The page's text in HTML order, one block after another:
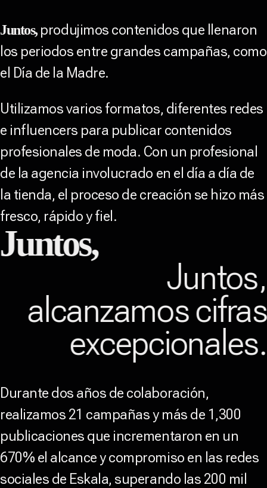
Juntos,produjimos contenidos que llenaron
los periodos entre grandes campañas, como
el Día de la Madre.
Utilizamos varios formatos, diferentes redes
e influencers para publicar contenidos
profesionales de moda. Con un profesional
de la agencia involucrado en el día a día de
la tienda, el proceso de creación se hizo más
fresco, rápido y fiel.
Juntos,
Juntos,
alcanzamos cifras
excepcionales.
Durante dos años de colaboración,
realizamos 21 campañas y más de 1,300
publicaciones que incrementaron en un
670% el alcance y compromiso en las redes
sociales de Eskala, superando las 200 mil